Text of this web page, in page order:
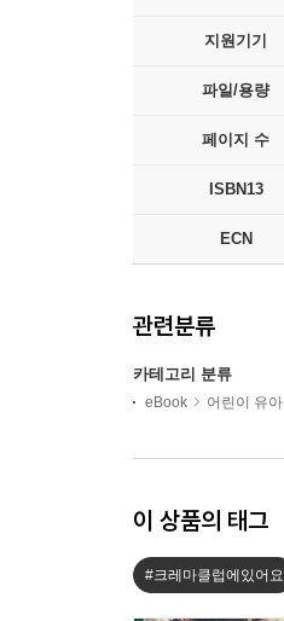
지원기기
파일/용량
페이지 수
ISBN13
ECN
관련분류
카테고리 분류
eBook 어린이 유아
이 상품의 태그
#크레마클럽에있어요